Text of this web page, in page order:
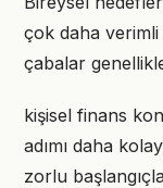
çok daha
çabalar
kişisel finans
adımı daha
zorlu